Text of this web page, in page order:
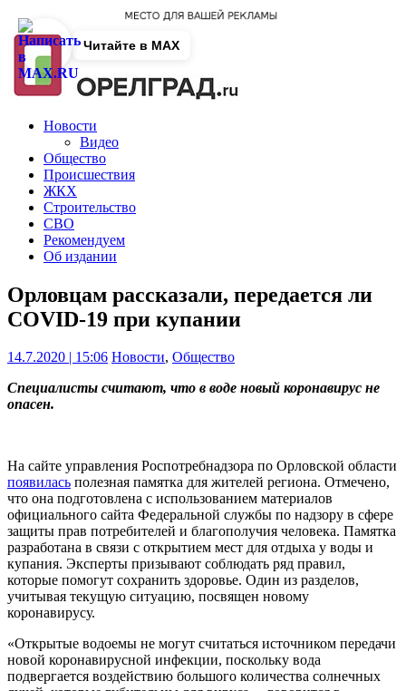
Новости
Видео
Общество
Происшествия
ЖКХ
Строительство
СВО
Рекомендуем
Об издании
Орловцам рассказали, передается ли
COVID-19 при купании
14.7.2020 | 15:06 Новости, Общество
Специалисты считают, что в воде новый коронавирус не
опасен.
На сайте управления Роспотребнадзора по Орловской области
появилась полезная памятка для жителей региона. Отмечено,
что она подготовлена с использованием материалов
официального сайта Федеральной службы по надзору в сфере
защиты прав потребителей и благополучия человека. Памятка
разработана в связи с открытием мест для отдыха у воды и
купания. Эксперты призывают соблюдать ряд правил,
которые помогут сохранить здоровье. Один из разделов,
учитывая текущую ситуацию, посвящен новому
коронавирусу.
«Открытые водоемы не могут считаться источником передачи
новой коронавирусной инфекции, поскольку вода
подвергается воздействию большого количества солнечных
Читайте в MAX